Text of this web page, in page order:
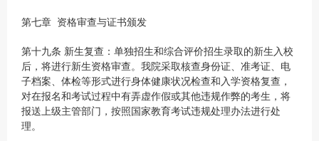
第七章 资格审查与证书颁发
第十九条 新生复查：单独招生和综合评价招生录取的新生入校
后，将进行新生资格审查。我院采取核查身份证、准考证、电
子档案、体检等形式进行身体健康状况检查和入学资格复查，
对在报名和考试过程中有弄虚作假或其他违规作弊的考生，将
报送上级主管部门，按照国家教育考试违规处理办法进行处
理。